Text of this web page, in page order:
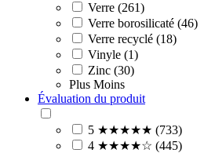
Verre (261)
Verre borosilicaté (46)
Verre recyclé (18)
Vinyle (1)
Zinc (30)
Plus Moins
Évaluation du produit
5 ★★★★★ (733)
4 ★★★★☆ (445)